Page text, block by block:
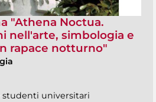
"Athena Noctua.
nell'arte, simbologia e
rapace notturno"
universitari